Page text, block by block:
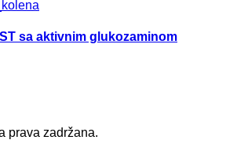
sa aktivnim glukozaminom
prava zadržana.